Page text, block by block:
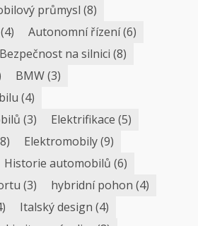
průmysl (8)
(4) Autonomní řízení(6)
Bezpečnost na silnici (8)
BMW(3)
(4)
(3) Elektrifikace (5)
Elektromobily(9)
Historie automobilů (6)
(3) hybridní pohon (4)
Italský design (4)